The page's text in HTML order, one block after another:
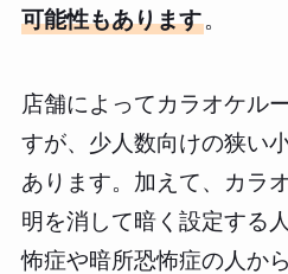
可能性もあります。
店舗によってカラオケル
すが、少人数向けの狭い
あります。加えて、カラ
明を消して暗く設定する
怖症や暗所恐怖症の人か